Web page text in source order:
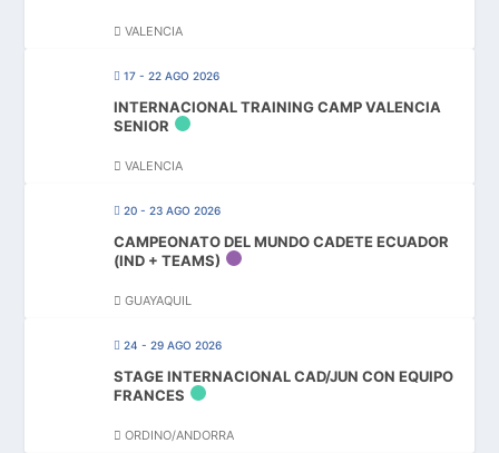
VALENCIA
17 - 22 AGO 2026
INTERNACIONAL TRAINING CAMP VALENCIA
SENIOR
VALENCIA
20 - 23 AGO 2026
CAMPEONATO DEL MUNDO CADETE ECUADOR
(IND + TEAMS)
GUAYAQUIL
24 - 29 AGO 2026
STAGE INTERNACIONAL CAD/JUN CON EQUIPO
FRANCES
ORDINO/ANDORRA